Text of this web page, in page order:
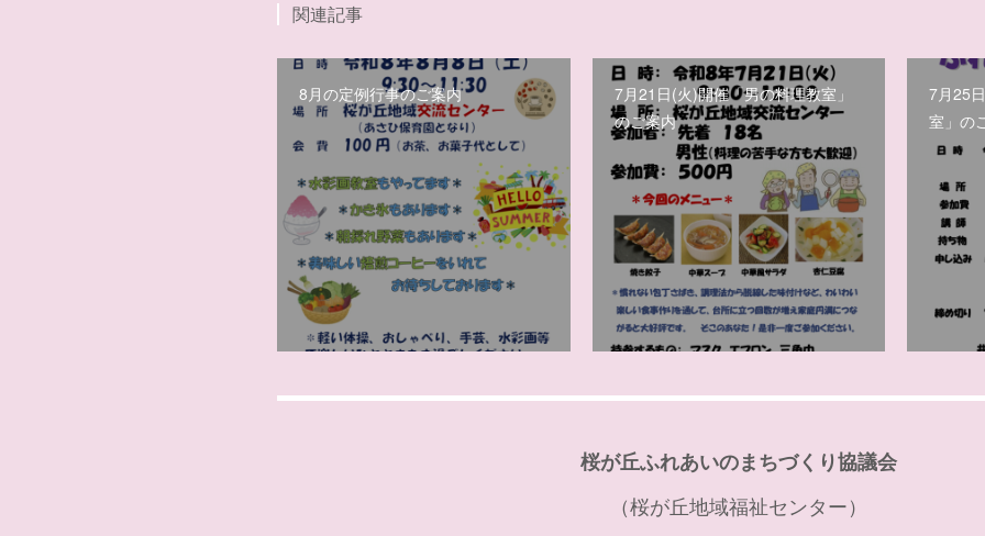
関連記事
8月の定例行事のご案内
7月21日(火)開催「男の料理教室」
のご案内
7月25
室」の
桜が丘ふれあいのまちづくり協議会
（桜が丘地域福祉センター）